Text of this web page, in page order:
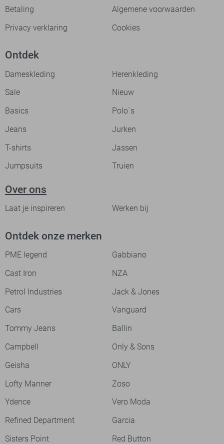
Betaling
Algemene voorwaarden
Privacy verklaring
Cookies
Ontdek
Dameskleding
Herenkleding
Sale
Nieuw
Basics
Polo`s
Jeans
Jurken
T-shirts
Jassen
Jumpsuits
Truien
Over ons
Laat je inspireren Werken bij
Ontdek onze merken
PME legend
Gabbiano
Cast Iron
NZA
Petrol Industries
Jack & Jones
Cars
Vanguard
Tommy Jeans
Ballin
Campbell
Only & Sons
Geisha
ONLY
Lofty Manner
Zoso
Ydence
Vero Moda
Refined Department
Garcia
Sisters Point
Red Button